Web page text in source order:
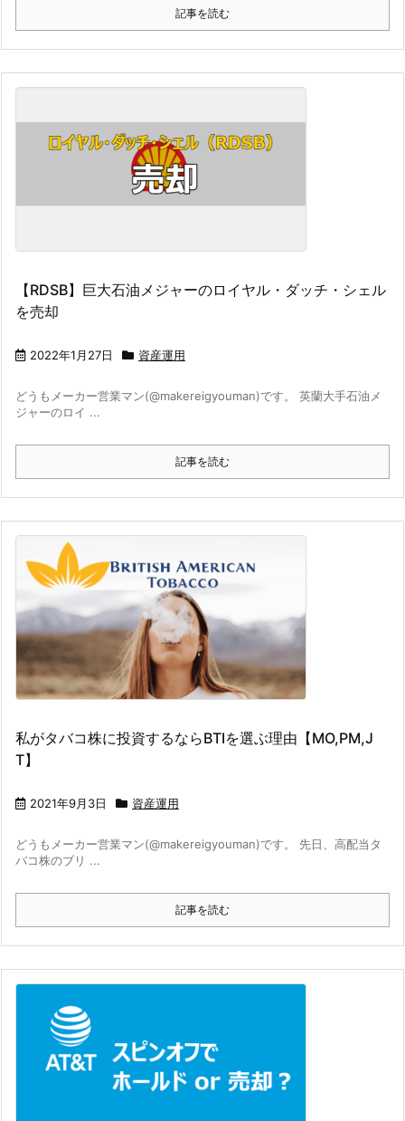
記事を読む
【RDSB】巨大石油メジャーのロイヤル・ダッチ・シェル
を売却
2022年1月27日 資産運用
どうもメーカー営業マン(@makereigyouman)です。 英蘭大手石油メ
ジャーのロイ ...
記事を読む
私がタバコ株に投資するならBTIを選ぶ理由【MO,PM,J
T】
2021年9月3日 資産運用
どうもメーカー営業マン(@makereigyouman)です。 先日、高配当タ
バコ株のブリ ...
記事を読む